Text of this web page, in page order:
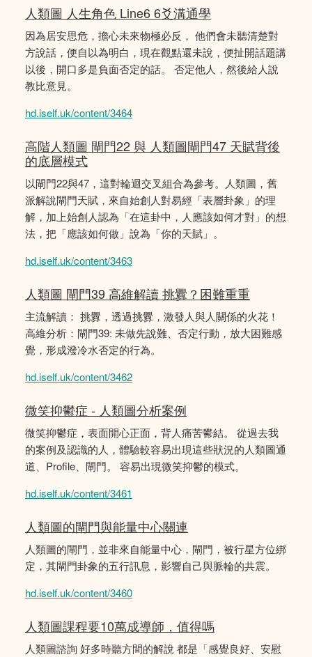
人類圖 人生角色 Line6 6爻溝通學
因為居安思危，擔心未來物極必反， 他們會未聽清楚對
方說話，便自以為明白，現在觀點還未說，便扯開話題講
以後，開口多是負面否定的話。 否定他人，然後給人說
教比意見。
hd.iself.uk/content/3464
高階人類圖 閘門22 與 人類圖閘門47 天賦背後
的底層模式
以閘門22與47，這對輪迴交叉組合為參考。人類圖，舊
派解說閘門天賦，來自始創人對易經「表層卦象」的理
解，加上始創人認為「在這卦中，人應該如何才對」的想
法，把「應該如何做」說為「你的天賦」。
hd.iself.uk/content/3463
人類圖 閘門39 高維解讀 挑釁？困難重重
主流解讀： 挑釁，透過挑釁，激發人與人關係的火花！
高維分析：閘門39: 未做先說難、否定行動，放大困難感
覺，形成潑冷水否定的行為。
hd.iself.uk/content/3462
微笑抑鬱症 - 人類圖分析案例
微笑抑鬱症，表面開心正面，背人痛苦鬰結。 從過去我
的案例及認識的人，體驗較容易出現這些狀況的人類圖通
道、Profile、閘門。 容易出現微笑抑鬱的模式。
hd.iself.uk/content/3461
人類圖的閘門與能量中心關連
人類圖的閘門，並非來自能量中心，閘門，被行星方位綁
定，其閘門卦象的五行訊息，影響自己與脈輪的共震。
hd.iself.uk/content/3460
人類圖課程要10萬成導師，值得嗎
人類圖諮詢 好多時聽方間的解說 都是「感覺良好、安慰